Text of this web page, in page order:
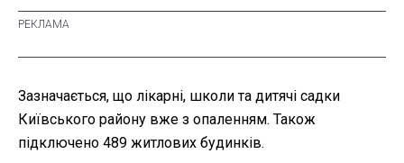
Зазначається, що лікарні, школи та дитячі садки
Київського району вже з опаленням. Також
підключено 489 житлових будинків.